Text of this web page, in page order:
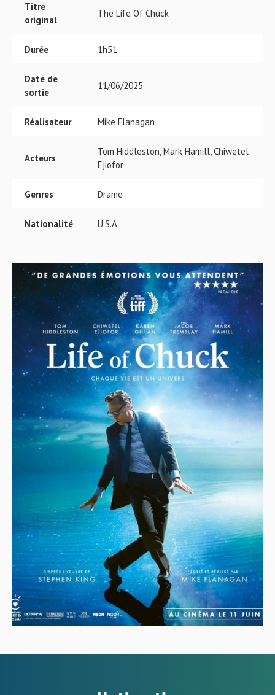
Titre
original
The Life Of Chuck
Durée 1h51
Date de
sortie
11/06/2025
Réalisateur Mike Flanagan
Acteurs
Tom Hiddleston, Mark Hamill, Chiwetel
Ejiofor
Genres Drame
Nationalité U.S.A.